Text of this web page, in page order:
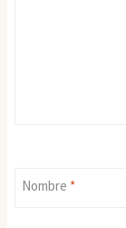
Nombre *